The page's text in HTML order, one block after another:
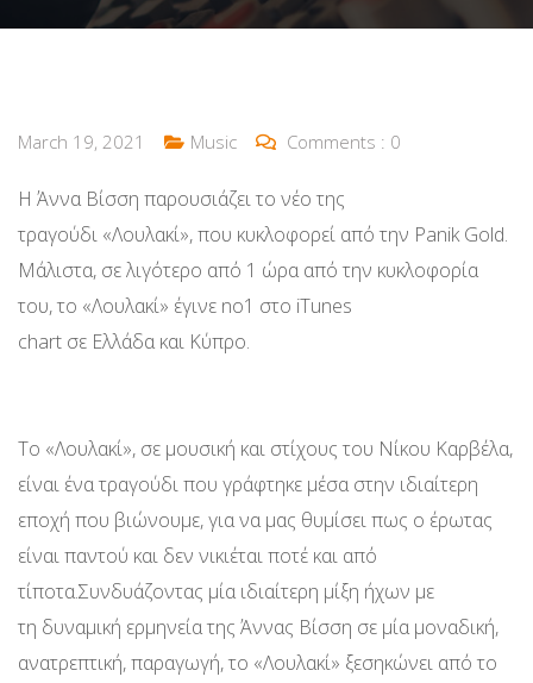
March 19, 2021 Music Comments : 0
Η Άννα Βίσση παρουσιάζει το νέο της
τραγούδι «Λουλακί», που κυκλοφορεί από την Panik Gold.
Μάλιστα, σε λιγότερο από 1 ώρα από την κυκλοφορία
του, το «Λουλακί» έγινε no1 στο iTunes
chart σε Ελλάδα και Κύπρο.
Το «Λουλακί», σε μουσική και στίχους του Νίκου Καρβέλα,
είναι ένα τραγούδι που γράφτηκε μέσα στην ιδιαίτερη
εποχή που βιώνουμε, για να μας θυμίσει πως ο έρωτας
είναι παντού και δεν νικιέται ποτέ και από
τίποτα.Συνδυάζοντας μία ιδιαίτερη μίξη ήχων με
τη δυναμική ερμηνεία της Άννας Βίσση σε μία μοναδική,
ανατρεπτική, παραγωγή, το «Λουλακί» ξεσηκώνει από το